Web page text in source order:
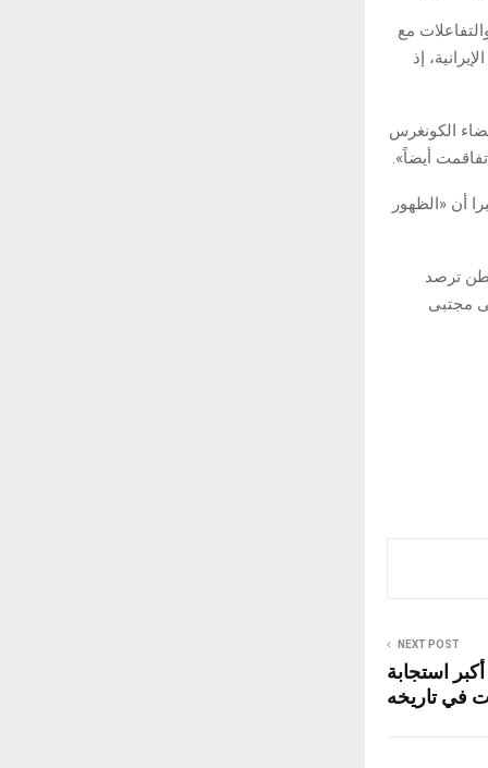
مع
إذ
الكونغرس
أيضاً».
أن «الظهور
ترصد
مجتبى
NEXT POST
استجابة
في تاريخه